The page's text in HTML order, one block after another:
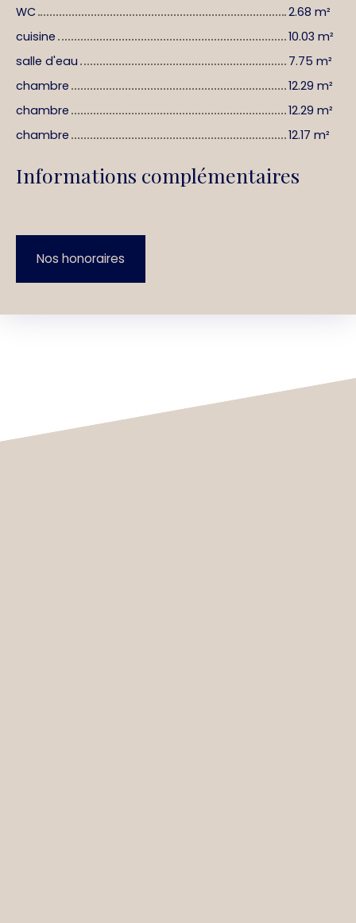
WC
2.68 m²
cuisine
10.03 m²
salle d'eau
7.75 m²
chambre
12.29 m²
chambre
12.29 m²
chambre
12.17 m²
Informations complémentaires
Nos honoraires